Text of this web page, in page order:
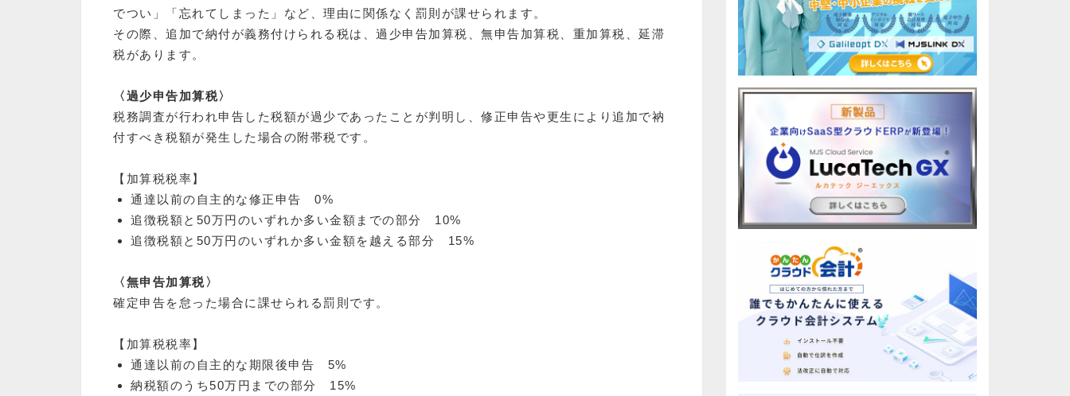
でつい」「忘れてしまった」など、理由に関係なく罰則が課せられます。
その際、追加で納付が義務付けられる税は、過少申告加算税、無申告加算税、重加算税、延滞
税があります。
〈過少申告加算税〉
税務調査が行われ申告した税額が過少であったことが判明し、修正申告や更生により追加で衲
付すべき税額が発生した場合の附帯税です。
【加算税税率】
通達以前の自主的な修正申告 0%
追徴税額と50万円のいずれか多い金額までの部分 10%
追徴税額と50万円のいずれか多い金額を越える部分 15%
〈無申告加算税〉
確定申告を怠った場合に課せられる罰則です。
【加算税税率】
通達以前の自主的な期限後申告 5%
納税額のうち50万円までの部分 15%